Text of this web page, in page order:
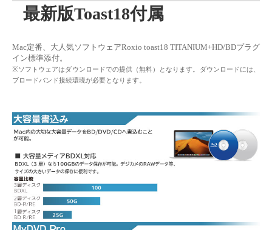
最新版Toast18付属
Mac定番、大人気ソフトウェアRoxio toast18 TITANIUM+HD/BDプラグ
イン標準添付。
※ソフトウェアはダウンロードでの提供（無料）となります。ダウンロードには、
ブロードバンド接続環境が必要となります。